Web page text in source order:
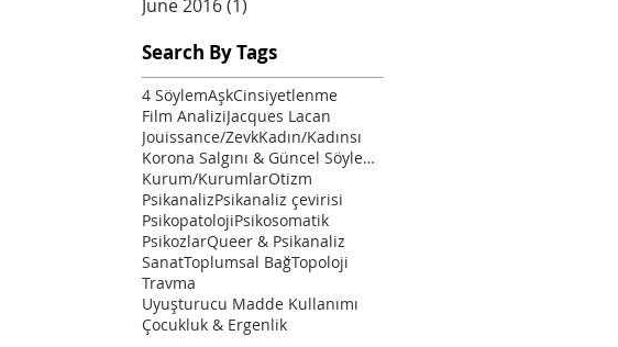
June 2016(1)
Search By Tags
4 SöylemAşkCinsiyetlenme
Film AnaliziJacques Lacan
Jouissance/ZevkKadın/Kadınsı
Korona Salgını & Güncel Söylemler
Kurum/KurumlarOtizm
PsikanalizPsikanaliz çevirisi
PsikopatolojiPsikosomatik
PsikozlarQueer & Psikanaliz
SanatToplumsal BağTopoloji
Travma
Uyuşturucu Madde Kullanımı
Çocukluk & Ergenlik